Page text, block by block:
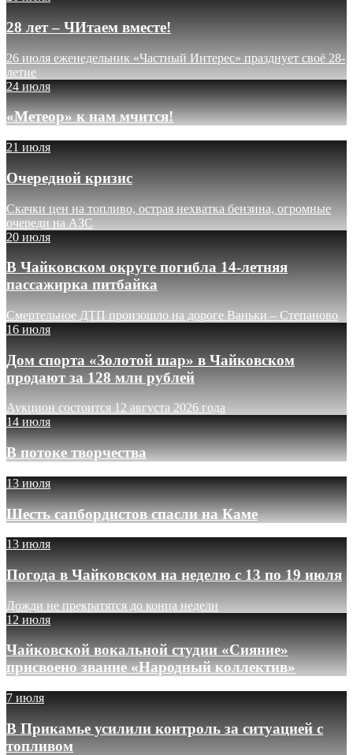
28 лет – ЧИтаем вместе!
26 июля еженедельник «Частный Интерес» празднует своё 28-
летие
24 июля
«Метеор» к нам мчится!
21 июля
Очередной кризис
Скачки цен на топливо, острая нехватка бензина, огромные
очереди на АЗС
20 июля
В Чайковском округе погибла 14-летняя
пассажирка питбайка
Смертельное ДТП произошло на дороге Ваньки – Степаново
16 июля
Дом спорта «Золотой шар» в Чайковском
продают за 128 млн рублей
Аукцион состоится 12 августа 2026 года
14 июля
В потоке творчества
13 июля
Шесть сапбордистов спасли на Каме
13 июля
Погода в Чайковском на неделю с 13 по 19 июля
Дожди не прекратятся до конца недели
12 июля
Чайковской вокальной студии «Сияние»
присвоено звание «Народный коллектив»
7 июля
В Прикамье усилили контроль за ситуацией с
топливом